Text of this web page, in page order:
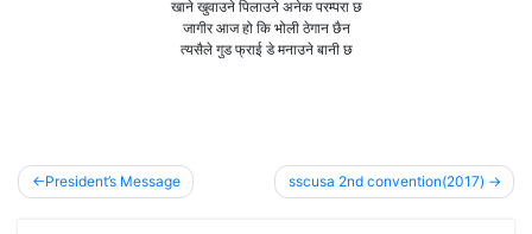
खाने खुवाउने पिलाउने अनेक परम्परा छ
जागीर आज हो कि भोली ठेगान छैन
त्यसैले गुड फ्राई डे मनाउने बानी छ
PostPresident’s Message sscusa 2nd convention(2017)